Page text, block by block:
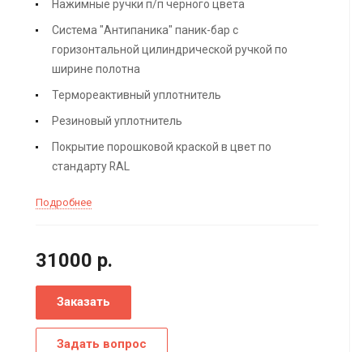
Нажимные ручки п/п черного цвета
Система "Антипаника" паник-бар с
горизонтальной цилиндрической ручкой по
ширине полотна
Термореактивный уплотнитель
Резиновый уплотнитель
Покрытие порошковой краской в цвет по
стандарту RAL
Подробнее
31000 р.
Заказать
Задать вопрос